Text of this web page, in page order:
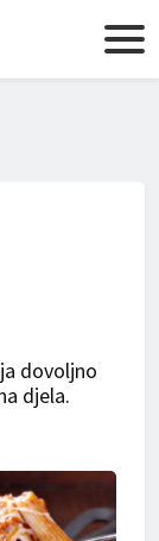
dovoljno
djela.